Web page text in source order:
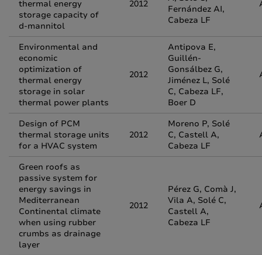
thermal energy
storage capacity of
d-mannitol
2012
Fernández AI,
Cabeza LF
Environmental and
economic
optimization of
thermal energy
storage in solar
thermal power plants
2012
Antipova E,
Guillén-
Gonsálbez G,
Jiménez L, Solé
C, Cabeza LF,
Boer D
Design of PCM
thermal storage units
for a HVAC system
2012
Moreno P, Solé
C, Castell A,
Cabeza LF
Green roofs as
passive system for
energy savings in
Mediterranean
Continental climate
when using rubber
crumbs as drainage
layer
2012
Pérez G, Comà J,
Vila A, Solé C,
Castell A,
Cabeza LF